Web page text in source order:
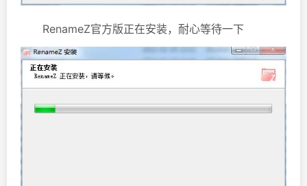
RenameZ官方版正在安装，耐心等待一下